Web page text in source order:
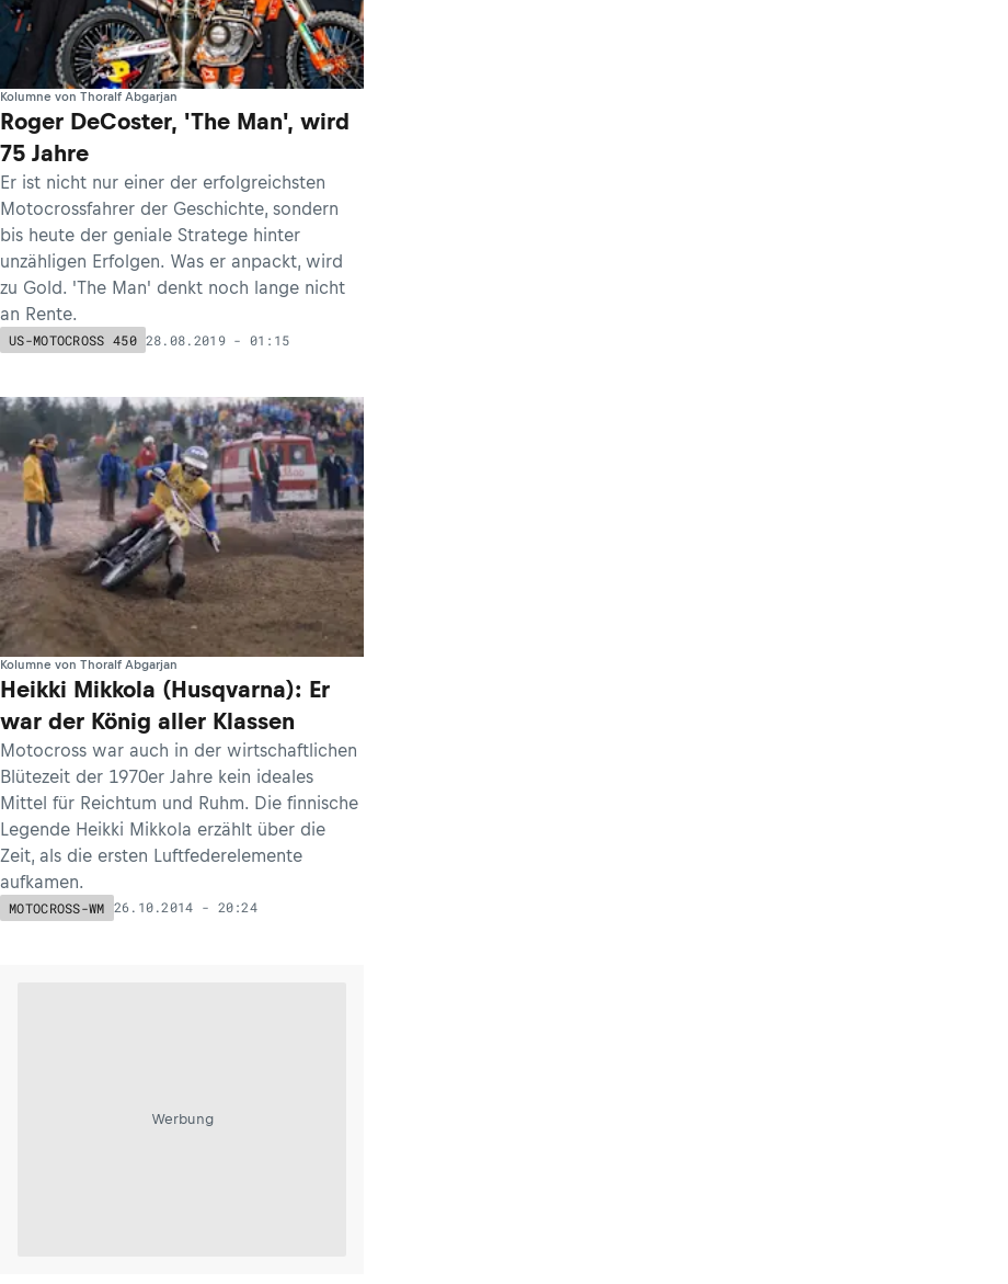
Kolumne von Thoralf Abgarjan
Roger DeCoster, 'The Man', wird
75 Jahre
Er ist nicht nur einer der erfolgreichsten
Motocrossfahrer der Geschichte, sondern
bis heute der geniale Stratege hinter
unzähligen Erfolgen. Was er anpackt, wird
zu Gold. 'The Man' denkt noch lange nicht
an Rente.
US-MOTOCROSS 450 28.08.2019 - 01:15
Kolumne von Thoralf Abgarjan
Heikki Mikkola (Husqvarna): Er
war der König aller Klassen
Motocross war auch in der wirtschaftlichen
Blütezeit der 1970er Jahre kein ideales
Mittel für Reichtum und Ruhm. Die finnische
Legende Heikki Mikkola erzählt über die
Zeit, als die ersten Luftfederelemente
aufkamen.
MOTOCROSS-WM 26.10.2014 - 20:24
Werbung